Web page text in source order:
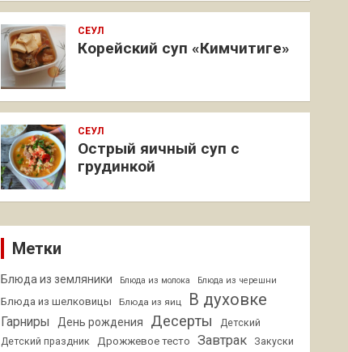
СЕУЛ
Корейский суп «Кимчитиге»
СЕУЛ
Острый яичный суп с
грудинкой
Метки
Блюда из земляники Блюда из молока Блюда из черешни
Блюда из шелковицы Блюда из яиц В духовке
Гарниры День рождения Десерты
Детский
Детский праздник
Дрожжевое тесто Завтрак
Закуски